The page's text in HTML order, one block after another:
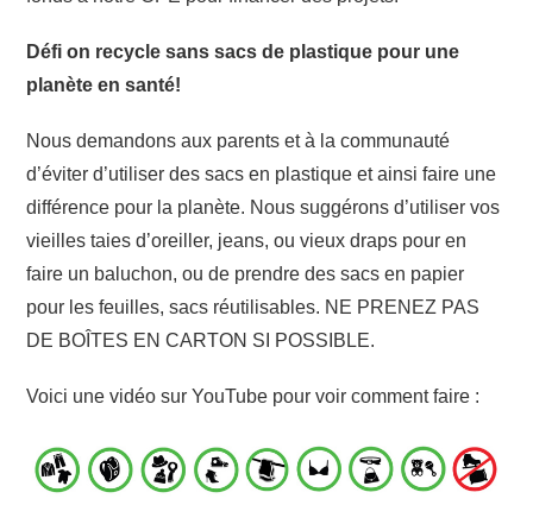
Défi on recycle sans sacs de plastique pour une
planète en santé!
Nous demandons aux parents et à la communauté
d’éviter d’utiliser des sacs en plastique et ainsi faire une
différence pour la planète. Nous suggérons d’utiliser vos
vieilles taies d’oreiller, jeans, ou vieux draps pour en
faire un baluchon, ou de prendre des sacs en papier
pour les feuilles, sacs réutilisables. NE PRENEZ PAS
DE BOÎTES EN CARTON SI POSSIBLE.
Voici une vidéo sur YouTube pour voir comment faire :